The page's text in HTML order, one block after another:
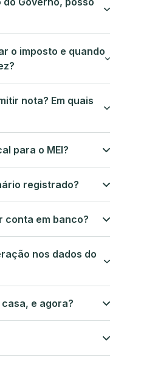
o imposto e quando
nota? Em quais
para o MEI?
registrado?
conta em banco?
nos dados do
e agora?